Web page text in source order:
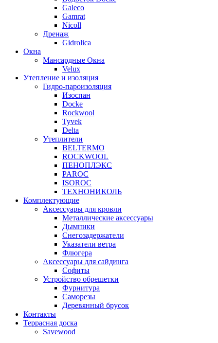
Galeco
Gamrat
Nicoll
Дренаж
Gidrolica
Окна
Мансардные Окна
Velux
Утепление и изоляция
Гидро-пароизоляция
Изоспан
Docke
Rockwool
Tyvek
Delta
Утеплители
BELTERMO
ROCKWOOL
ПЕНОПЛЭКС
PAROC
ISOROC
ТЕХНОНИКОЛЬ
Комплектующие
Аксессуары для кровли
Металлические аксессуары
Дымники
Снегозадержатели
Указатели ветра
Флюгера
Аксессуары для сайдинга
Софиты
Устройство обрешетки
Фурнитура
Саморезы
Деревянный брусок
Контакты
Террасная доска
Savewood